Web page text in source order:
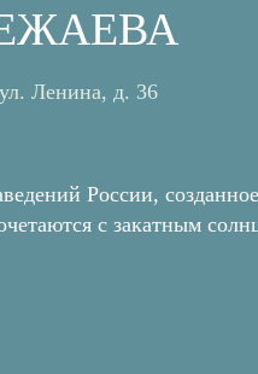
Ленина, д. 36
России,
с закатным